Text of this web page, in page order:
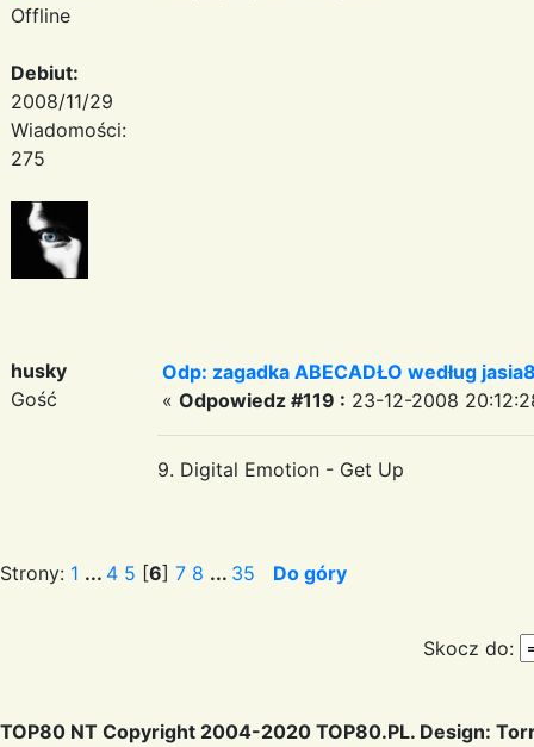
Offline
Debiut:
2008/11/29
Wiadomości:
275
husky
Gość
Odp: zagadka ABECADŁO według
« Odpowiedz #119 : 23-12-2008
9. Digital Emotion - Get Up
Strony: 1 ... 4 5 [6] 7 8 ... 35 Do góry
Skocz do:
TOP80 NT Copyright 2004-2020 TOP80.PL. Design: